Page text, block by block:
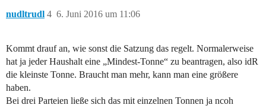
nudltrudl 6. Juni 2016 um 11:06
4
Kommt drauf an, wie sonst die Satzung das regelt. Normalerweise
hat ja jeder Haushalt eine „Mindest-Tonne“ zu beantragen, also idR
die kleinste Tonne. Braucht man mehr, kann man eine größere
haben.
Bei drei Parteien ließe sich das mit einzelnen Tonnen ja ncoh